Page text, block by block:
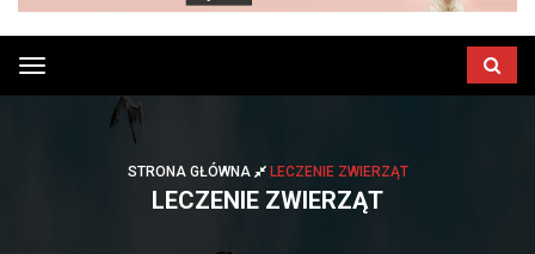
Przełącz
menu
STRONA GŁÓWNA LECZENIE ZWIERZĄT
LECZENIE ZWIERZĄT